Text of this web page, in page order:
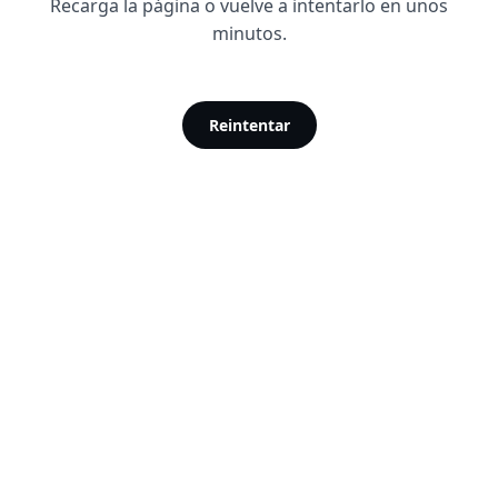
Recarga la página o vuelve a intentarlo en unos
minutos.
Reintentar